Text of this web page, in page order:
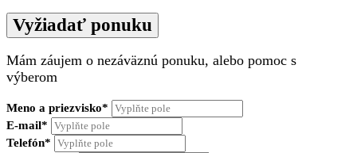
Vyžiadať ponuku
Mám záujem o nezáväznú ponuku, alebo pomoc s
výberom
Meno a priezvisko*
E-mail*
Telefón*